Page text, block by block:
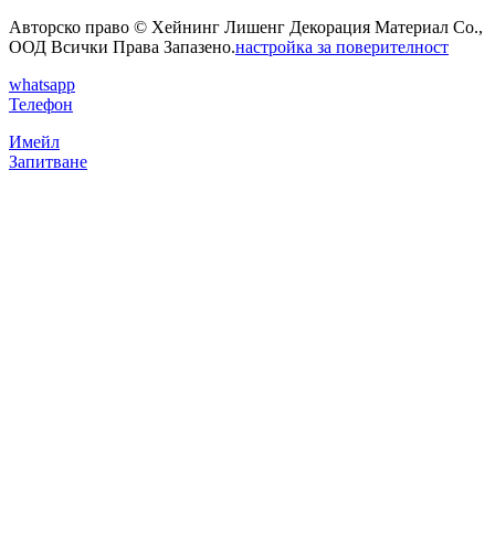
Авторско право © Хейнинг Лишенг Декорация Материал Co.,
ООД Всички Права Запазено.настройка за поверителност
whatsapp
Телефон
Имейл
Запитване